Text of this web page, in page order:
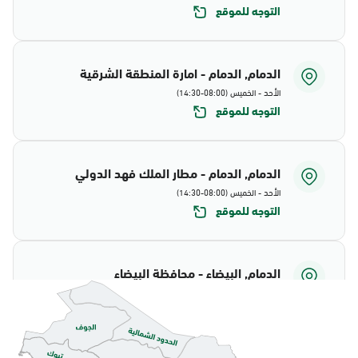
التوجه للموقع
الدمام, الدمام - امارة المنطقة الشرقية
الأحد - الخميس (08:00-14:30)
التوجه للموقع
الدمام, الدمام - مطار الملك فهد الدولي
الأحد - الخميس (08:00-14:30)
التوجه للموقع
الدمام, البيضاء - محافظة البيضاء